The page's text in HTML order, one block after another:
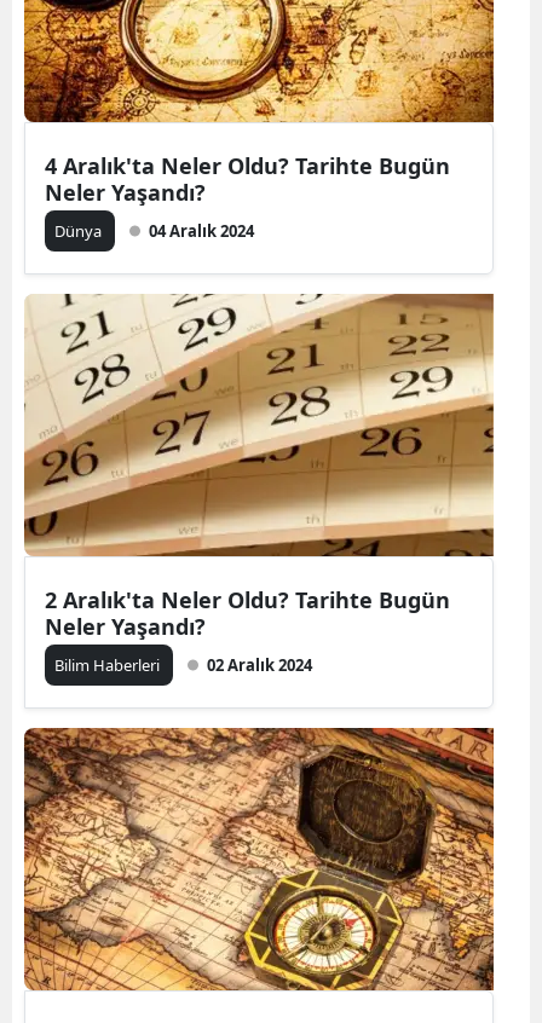
4 Aralık'ta Neler Oldu? Tarihte Bugün
Neler Yaşandı?
Dünya 04 Aralık 2024
2 Aralık'ta Neler Oldu? Tarihte Bugün
Neler Yaşandı?
Bilim Haberleri 02 Aralık 2024